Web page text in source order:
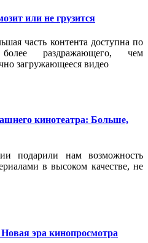
или не грузится
часть контента доступна по
раздражающего, чем
загружающееся видео
кинотеатра: Больше,
подарили нам возможность
в высоком качестве, не
эра кинопросмотра